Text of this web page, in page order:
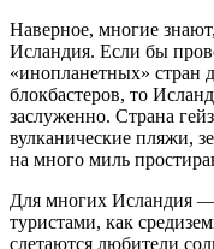
Наверное, многие
Исландия. Если бы
«инопланетных» стран
блокбастеров, то
заслуженно. Страна
вулканические пляжи,
на много миль
Для многих Исландия —
туристами, как
слетаются любители